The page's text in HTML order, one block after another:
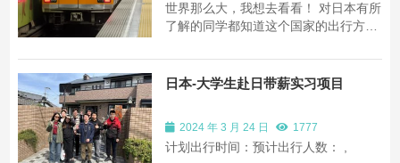
世界那么大，我想去看看！ 对日本有所
了解的同学都知道这个国家的出行方式
通网络异常发达，高速公路四通八达，
JR国铁和新干线构成了全国的主要铁路
日本进...
日本-大学生赴日带薪实习项目
2024 年 3 月 24 日 1777
计划出行时间：预计出行人数： ,